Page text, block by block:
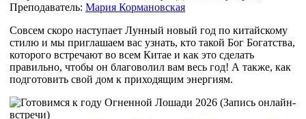
Преподаватель: Мария Кормановская
Совсем скоро наступает Лунный новый год по китайскому
стилю и мы приглашаем вас узнать, кто такой Бог Богатства,
которого встречают во всем Китае и как это сделать
правильно, чтобы он благоволил вам весь год! А также, как
подготовить свой дом к приходящим энергиям.